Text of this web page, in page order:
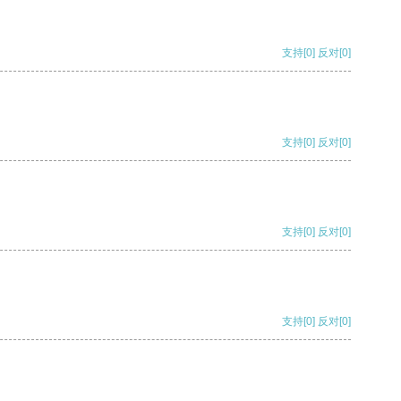
支持[0] 反对[0]
支持[0] 反对[0]
支持[0] 反对[0]
支持[0] 反对[0]